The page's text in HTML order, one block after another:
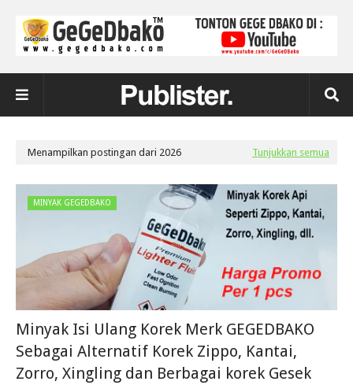
Menampilkan postingan dari 2026 Tunjukkan semua
MINYAK GEGEDBAKO
Minyak Isi Ulang Korek Merk GEGEDBAKO
Sebagai Alternatif Korek Zippo, Kantai,
Zorro, Xingling dan Berbagai korek Gesek